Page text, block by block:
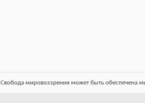
Свобода мировоззрения может быть обеспечена